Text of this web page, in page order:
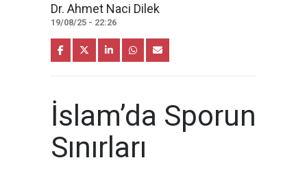
Dr. Ahmet Naci Dilek
19/08/25 - 22:26
İslam’da Sporun
Sınırları